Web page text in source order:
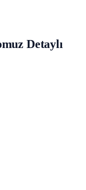
Detaylı